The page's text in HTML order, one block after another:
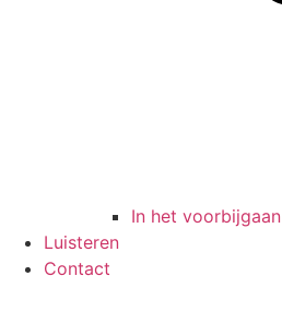
In het voorbijgaan
Luisteren
Contact